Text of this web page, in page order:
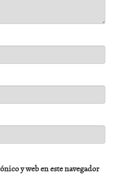
y web en este navegador